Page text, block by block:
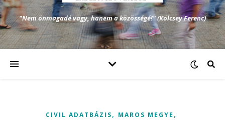
"Nem önmagadé vagy, hanem a közösségé!" (Kölcsey Ferenc)
CIVIL ADATBÁZIS, MAROS MEGYE ,